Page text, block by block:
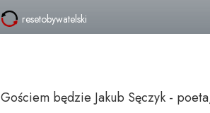
resetobywatelski
Gościem będzie Jakub Sęczyk -